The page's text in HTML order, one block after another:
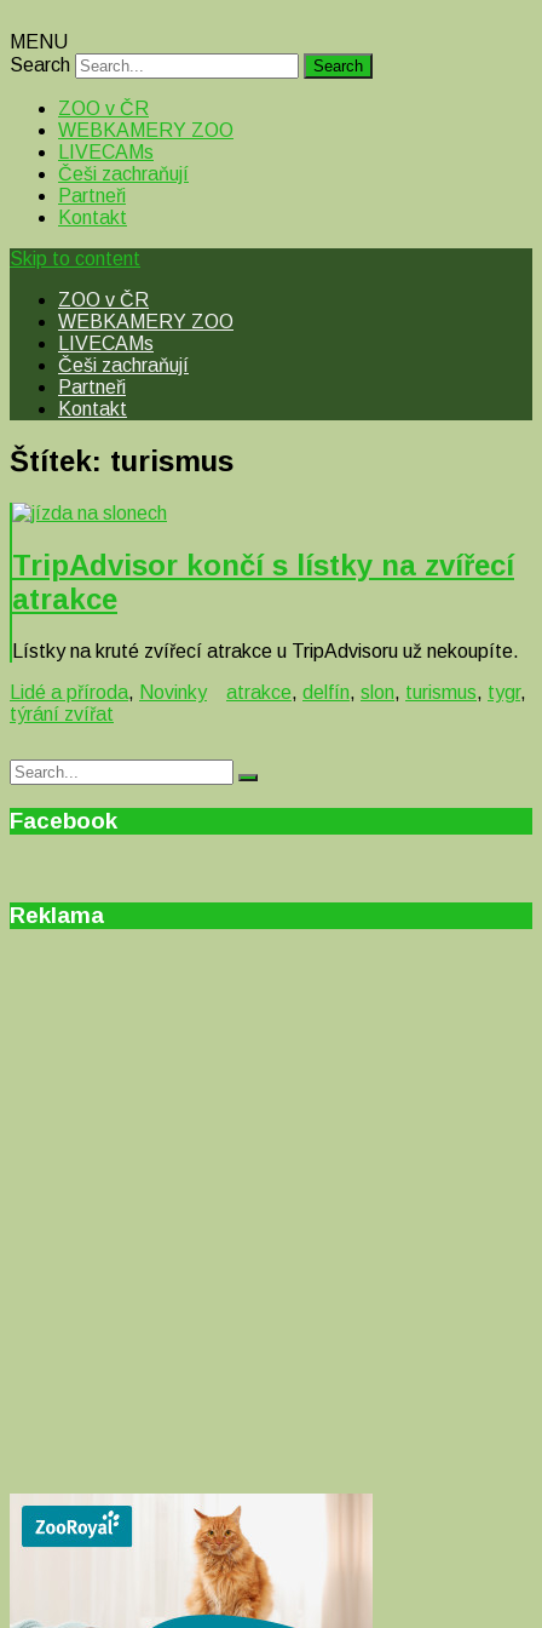
MENU
Search
ZOO v ČR
WEBKAMERY ZOO
LIVECAMs
Češi zachraňují
Partneři
Kontakt
Skip to content
ZOO v ČR
WEBKAMERY ZOO
LIVECAMs
Češi zachraňují
Partneři
Kontakt
Štítek: turismus
TripAdvisor končí s lístky na zvířecí
atrakce
Lístky na kruté zvířecí atrakce u TripAdvisoru už nekoupíte.
Lidé a příroda, Novinky atrakce, delfín, slon, turismus, tygr,
týrání zvířat
Search
for:
Search
Facebook
Reklama